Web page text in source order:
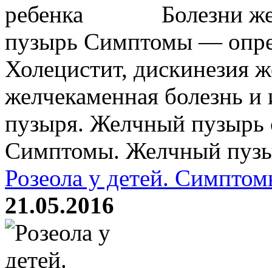
Болезни
пузырь Симптомы —
Холецистит, дискинезия
желчекаменная болезнь
пузыря. Желчный пузырь
Симптомы. Желчный
Розеола у детей.
21.05.2016